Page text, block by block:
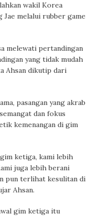
wakil Korea
Jae melalui rubber game
melewati pertandingan
yang tidak mudah
Ahsan dikutip dari
pasangan yang akrab
dan fokus
kemenangan di gim
ketiga, kami lebih
juga lebih berani
pun terlihat kesulitan di
Ahsan.
gim ketiga itu